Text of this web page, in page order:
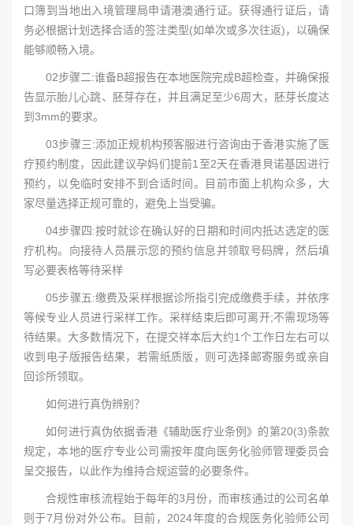
口簿到当地出入境管理局申请港澳通行证。获得通行证后，请
务必根据计划选择合适的签注类型(如单次或多次往返)，以确保
能够顺畅入境。
02步骤二:谁备B超报告在本地医院完成B超检查，并确保报
告显示胎儿心跳、胚芽存在，并且满足至少6周大，胚芽长度达
到3mm的要求。
03步骤三:添加正规机构预客服进行咨询由于香港实施了医
疗预约制度，因此建议孕妈们提前1至2天在香港貝诺基因进行
预约，以免临时安排不到合适时间。目前市面上机构众多，大
家尽量选择正规可靠的，避免上当受骗。
04步骤四:按时就诊在确认好的日期和时间内抵达选定的医
疗机构。向接待人员展示您的预约信息并领取号码牌，然后填
写必要表格等待采样
05步骤五:缴费及采样根据诊所指引完成缴费手续，并依序
等候专业人员进行采样工作。采样结束后即可离开;不需现场等
待结果。大多数情况下，在提交祥本后大约1个工作日左右可以
收到电子版报告结果，若需纸质版，则可选择邮寄服务或亲自
回诊所领取。
如何进行真伪辨别？
如何进行真伪依据香港《辅助医疗业条例》的第20(3)条款
规定，本地的医疗专业公司需按年度向医务化验师管理委员会
呈交报告，以此作为维持合规运营的必要条件。
合规性审核流程始于每年的3月份，而审核通过的公司名单
则于7月份对外公布。目前，2024年度的合规医务化验师公司